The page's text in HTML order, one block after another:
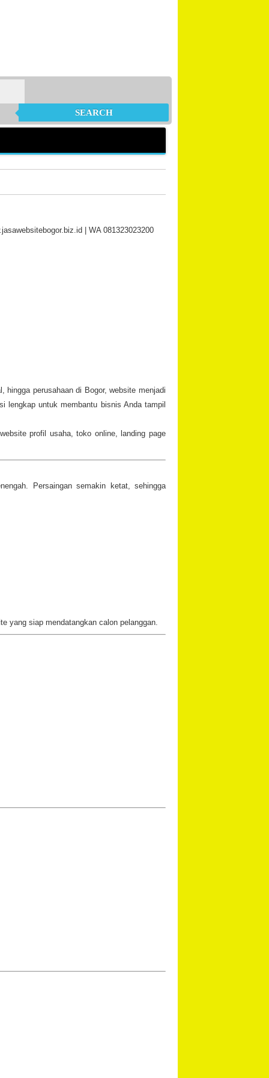
SEARCH
| WA 081323023200
perusahaan di Bogor, website menjadi
lengkap untuk membantu bisnis Anda tampil
profil usaha, toko online, landing page
Persaingan semakin ketat, sehingga
yang siap mendatangkan calon pelanggan.